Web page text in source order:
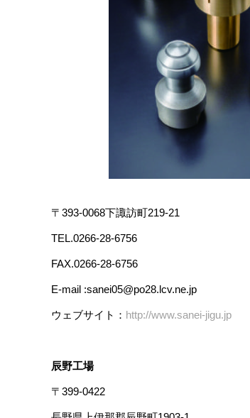
〒393-0068下諏訪町219-21
TEL.0266-28-6756
FAX.0266-28-6756
E-mail :sanei05@po28.lcv.ne.jp
ウェブサイト： http://www.sanei-jigu.jp
辰野工場
〒399-0422